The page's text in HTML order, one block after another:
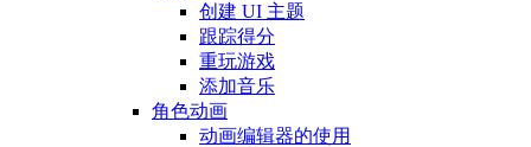
创建 UI 主题
跟踪得分
重玩游戏
添加音乐
角色动画
动画编辑器的使用